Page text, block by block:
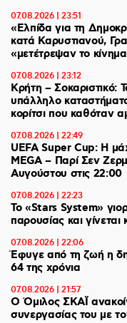
07.08.2026 | 23:51
«Ελπίδα για τη
κατά Καρυστιανού,
«μετέτρεψαν το
07.08.2026 | 23:12
Κρήτη – Σοκαριστικό:
υπάλληλο
κορίτσι που καθόταν
07.08.2026 | 22:49
UEFA Super Cup: Η
MEGA – Παρί Σεν
Αυγούστου στις 22:00
07.08.2026 | 22:23
Το «Stars System»
παρουσίας και
07.08.2026 | 22:06
Έφυγε από τη ζωή η
64 της χρόνια
07.08.2026 | 21:57
Ο Όμιλος ΣΚΑΪ
συνεργασίας του με